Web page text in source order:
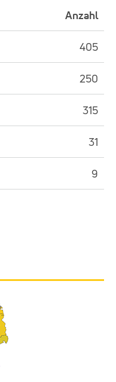
Anzahl
405
250
315
31
9